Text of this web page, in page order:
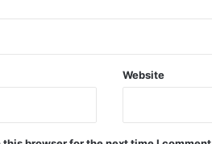
Website